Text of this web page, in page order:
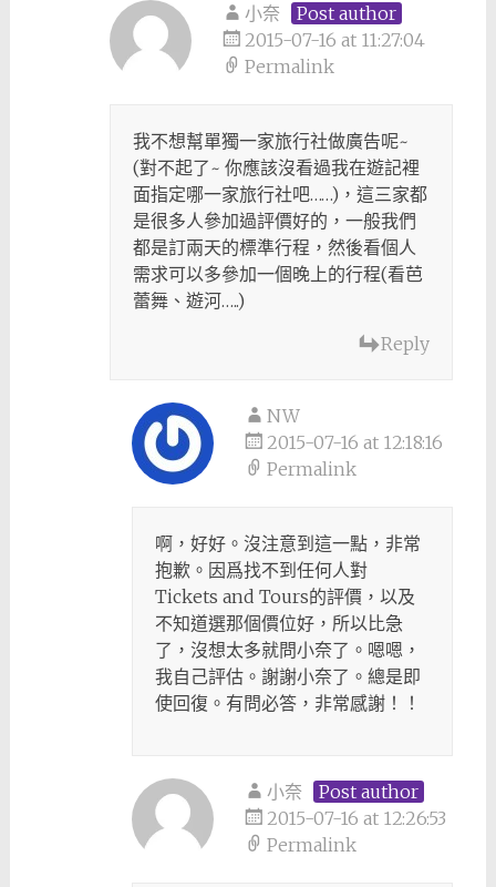
小奈
Post author
2015-07-16 at 11:27:04
Permalink
我不想幫單獨一家旅行社做廣告呢~
(對不起了~ 你應該沒看過我在遊記裡
面指定哪一家旅行社吧……)，這三家都
是很多人參加過評價好的，一般我們
都是訂兩天的標準行程，然後看個人
需求可以多參加一個晚上的行程(看芭
蕾舞、遊河…..)
Reply
NW
2015-07-16 at 12:18:16
Permalink
啊，好好。沒注意到這一點，非常
抱歉。因爲找不到任何人對
Tickets and Tours的評價，以及
不知道選那個價位好，所以比急
了，沒想太多就問小奈了。嗯嗯，
我自己評估。謝謝小奈了。總是即
使回復。有問必答，非常感謝！！
小奈
Post author
2015-07-16 at 12:26:53
Permalink